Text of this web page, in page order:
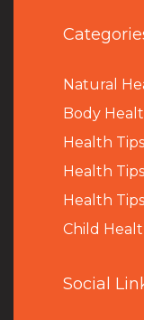
Natural
Body
Health
Health
Health
Child
Social